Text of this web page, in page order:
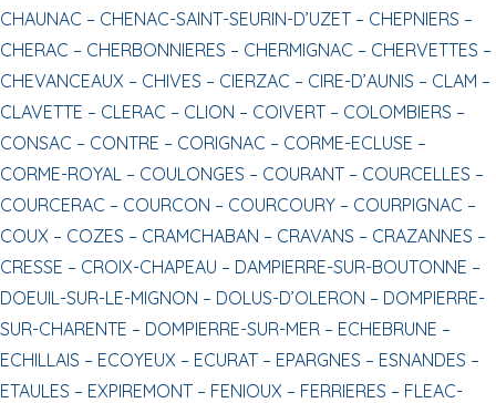
CHAUNAC – CHENAC-SAINT-SEURIN-D’UZET – CHEPNIERS –
CHERAC – CHERBONNIERES – CHERMIGNAC – CHERVETTES –
CHEVANCEAUX – CHIVES – CIERZAC – CIRE-D’AUNIS – CLAM –
CLAVETTE – CLERAC – CLION – COIVERT – COLOMBIERS –
CONSAC – CONTRE – CORIGNAC – CORME-ECLUSE –
CORME-ROYAL – COULONGES – COURANT – COURCELLES –
COURCERAC – COURCON – COURCOURY – COURPIGNAC –
COUX – COZES – CRAMCHABAN – CRAVANS – CRAZANNES –
CRESSE – CROIX-CHAPEAU – DAMPIERRE-SUR-BOUTONNE –
DOEUIL-SUR-LE-MIGNON – DOLUS-D’OLERON – DOMPIERRE-
SUR-CHARENTE – DOMPIERRE-SUR-MER – ECHEBRUNE –
ECHILLAIS – ECOYEUX – ECURAT – EPARGNES – ESNANDES –
ETAULES – EXPIREMONT – FENIOUX – FERRIERES – FLEAC-